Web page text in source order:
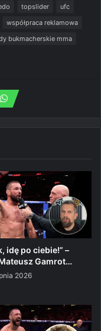
topslider
ufc
współpraca reklamowa
bukmacherskie mma
idę po ciebie!” –
Gamrot…
2026